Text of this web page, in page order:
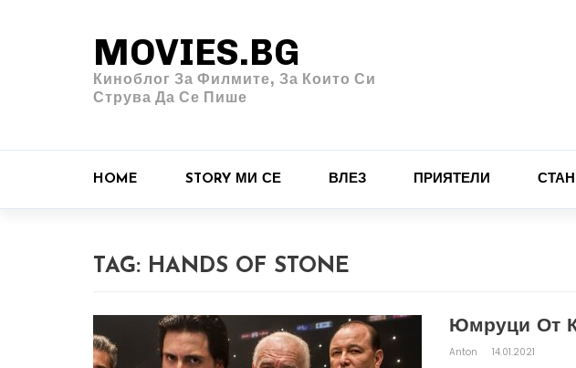
MOVIES.BG
Киноблог За Филмите, За Които Си
Струва Да Се Пише
HOME STORY МИ СЕ ВЛЕЗ ПРИЯТЕЛИ
TAG: HANDS OF STONE
Юмруци От
Anton 14.01.2021